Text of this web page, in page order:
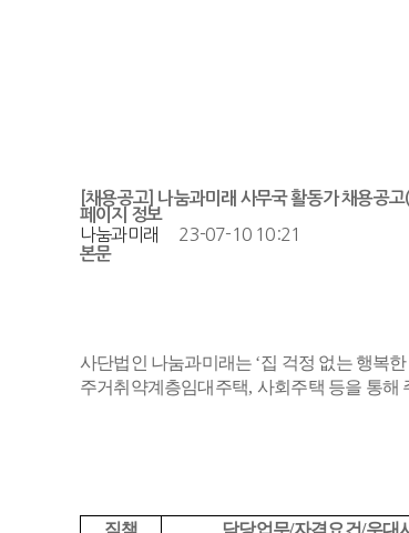
[채용공고] 나눔과미래 사무국 활동가 채용공
페이지 정보
나눔과미래 23-07-10 10:21
본문
사단법인 나눔과미래는 ‘집 걱정 없는 행복
주거취약계층임대주택, 사회주택 등을 통해
직책 담당업무/자격요건/우대